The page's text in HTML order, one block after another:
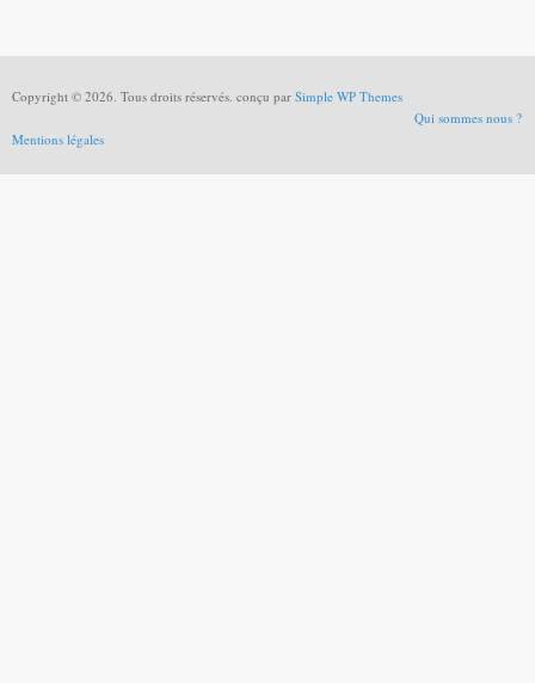
Copyright © 2026. Tous droits réservés. conçu par Simple WP Themes
Qui sommes nous ?
Mentions légales